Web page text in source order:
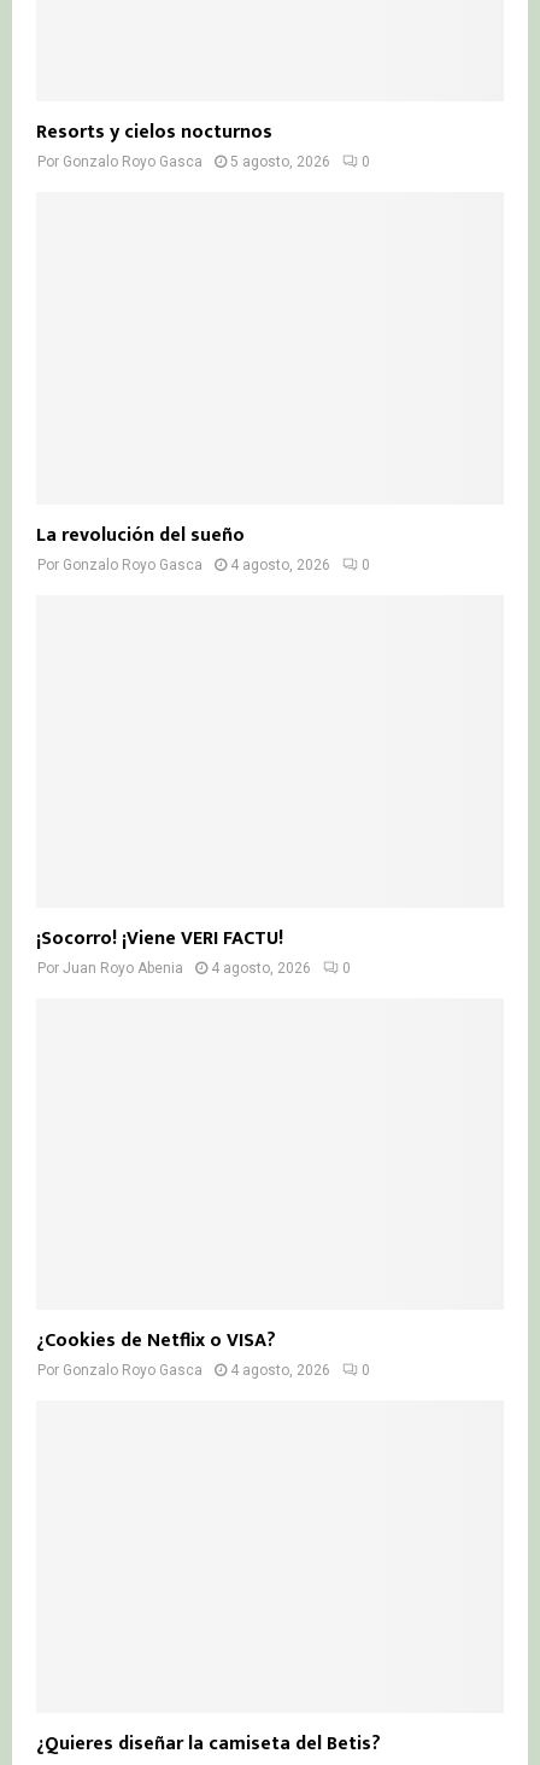
Resorts y cielos nocturnos
Por Gonzalo Royo Gasca 5 agosto, 2026 0
La revolución del sueño
Por Gonzalo Royo Gasca 4 agosto, 2026 0
¡Socorro! ¡Viene VERI FACTU!
Por Juan Royo Abenia 4 agosto, 2026 0
¿Cookies de Netflix o VISA?
Por Gonzalo Royo Gasca 4 agosto, 2026 0
¿Quieres diseñar la camiseta del Betis?